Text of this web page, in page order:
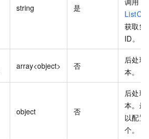
string 是
获取集
ID。
array<object> 否
后处理
本。
object 否
后处理
本。最
以配置
个。